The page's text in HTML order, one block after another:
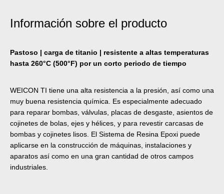
Información sobre el producto
Pastoso | carga de titanio | resistente a altas temperaturas
hasta 260°C (500°F) por un corto periodo de tiempo
WEICON TI tiene una alta resistencia a la presión, así como una
muy buena resistencia química. Es especialmente adecuado
para reparar bombas, válvulas, placas de desgaste, asientos de
cojinetes de bolas, ejes y hélices, y para revestir carcasas de
bombas y cojinetes lisos. El Sistema de Resina Epoxi puede
aplicarse en la construcción de máquinas, instalaciones y
aparatos así como en una gran cantidad de otros campos
industriales.